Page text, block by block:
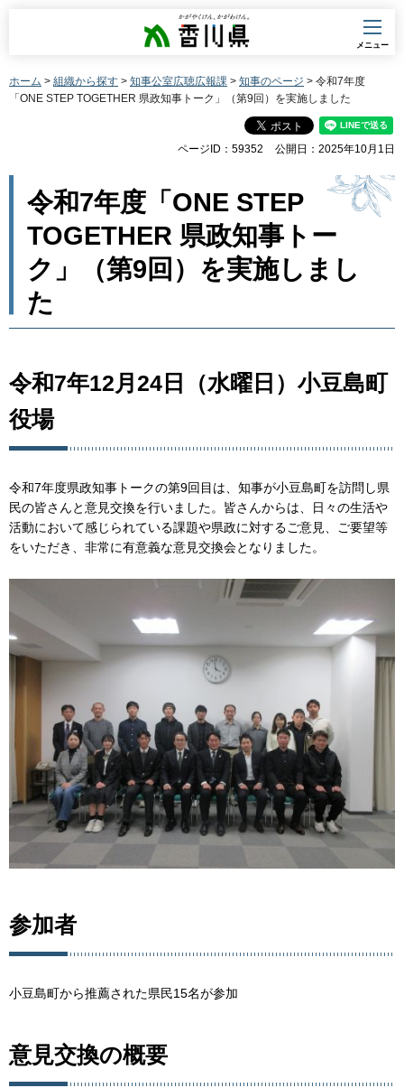
香川県
メニュー
ホーム > 組織から探す > 知事公室広聴広報課 > 知事のページ > 令和7年度
「ONE STEP TOGETHER 県政知事トーク」（第9回）を実施しました
ページID：59352 公開日：2025年10月1日
令和7年度「ONE STEP
TOGETHER 県政知事トー
ク」（第9回）を実施しまし
た
令和7年12月24日（水曜日）小豆島町
役場
令和7年度県政知事トークの第9回目は、知事が小豆島町を訪問し県
民の皆さんと意見交換を行いました。皆さんからは、日々の生活や
活動において感じられている課題や県政に対するご意見、ご要望等
をいただき、非常に有意義な意見交換会となりました。
参加者
小豆島町から推薦された県民15名が参加
意見交換の概要